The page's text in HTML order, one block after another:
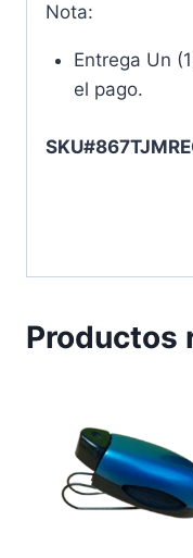
Nota:
Entrega Un
el pago.
Productos